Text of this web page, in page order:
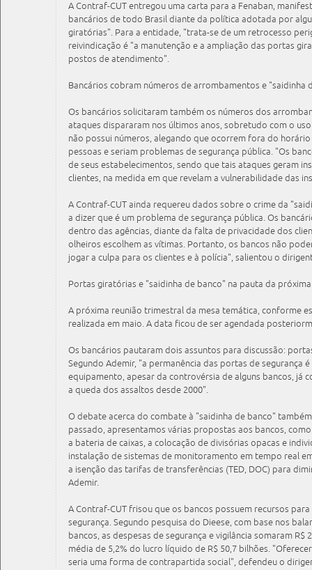
A Contraf-CUT entregou uma carta para a Fenaban,
bancários de todo Brasil diante da política adotada por
giratórias". Para a entidade, "trata-se de um retrocesso
reivindicação é "a manutenção e a ampliação das portas
postos de atendimento".
Bancários cobram números de arrombamentos e "saidinha
Os bancários solicitaram também os números dos
ataques dispararam nos últimos anos, sobretudo com o
não possui números, alegando que ocorrem fora do
pessoas e seriam problemas de segurança pública. "Os
de seus estabelecimentos, sendo que tais ataques geram
clientes, na medida em que revelam a vulnerabilidade das
A Contraf-CUT ainda requereu dados sobre o crime da
a dizer que é um problema de segurança pública. Os
dentro das agências, diante da falta de privacidade dos
olheiros escolhem as vítimas. Portanto, os bancos não
jogar a culpa para os clientes e à polícia", salientou o
Portas giratórias e "saidinha de banco" na pauta da
A próxima reunião trimestral da mesa temática, conforme
realizada em maio. A data ficou de ser agendada
Os bancários pautaram dois assuntos para discussão:
Segundo Ademir, "a permanência das portas de segurança
equipamento, apesar da controvérsia de alguns bancos, já
a queda dos assaltos desde 2000".
O debate acerca do combate à "saidinha de banco"
passado, apresentamos várias propostas aos bancos,
a bateria de caixas, a colocação de divisórias opacas e
instalação de sistemas de monitoramento em tempo real
a isenção das tarifas de transferências (TED, DOC) para
Ademir.
A Contraf-CUT frisou que os bancos possuem recursos
segurança. Segundo pesquisa do Dieese, com base nos
bancos, as despesas de segurança e vigilância somaram
média de 5,2% do lucro líquido de R$ 50,7 bilhões.
seria uma forma de contrapartida social", defendeu o